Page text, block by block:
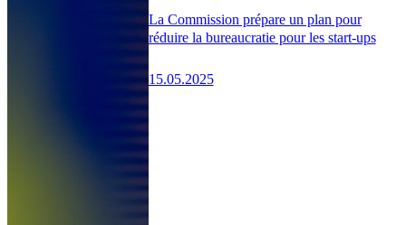
La Commission prépare un plan pour
réduire la bureaucratie pour les start-ups
15.05.2025